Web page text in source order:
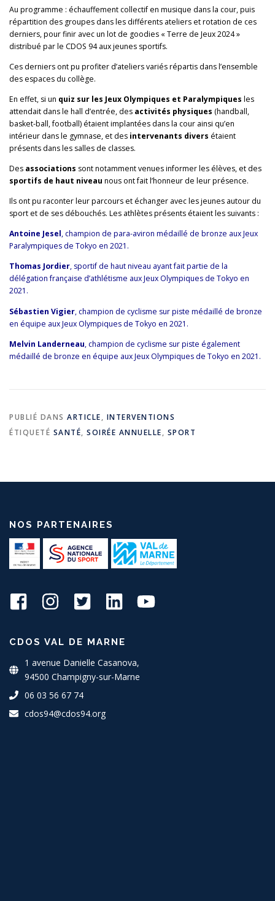
Au programme : échauffement collectif en musique dans la cour, puis
répartition des groupes dans les différents ateliers et rotation de ces
derniers, pour finir avec un lot de goodies « Terre de Jeux 2024 »
distribué par le CDOS 94 aux jeunes sportifs.
Ces derniers ont pu profiter d’ateliers variés répartis dans l’ensemble
des espaces du collège.
En effet, si un quiz sur les Jeux Olympiques et Paralympiques les
attendait dans le hall d’entrée, des activités physiques (handball,
basket-ball, football) étaient implantées dans la cour ainsi qu’en
intérieur dans le gymnase, et des intervenants divers étaient
présents dans les salles de classes.
Des associations sont notamment venues informer les élèves, et des
sportifs de haut niveau nous ont fait l’honneur de leur présence.
Ils ont pu raconter leur parcours et échanger avec les jeunes autour du
sport et de ses débouchés. Les athlètes présents étaient les suivants :
Antoine Jesel, champion de para-aviron médaillé de bronze aux Jeux
Paralympiques de Tokyo en 2021.
Thomas Jordier, sportif de haut niveau ayant fait partie de la
délégation française d’athlétisme aux Jeux Olympiques de Tokyo en
2021.
Sébastien Vigier, champion de cyclisme sur piste médaillé de bronze
en équipe aux Jeux Olympiques de Tokyo en 2021.
Melvin Landerneau, champion de cyclisme sur piste également
médaillé de bronze en équipe aux Jeux Olympiques de Tokyo en 2021.
PUBLIÉ DANS ARTICLE, INTERVENTIONS
ÉTIQUETÉ SANTÉ, SOIRÉE ANNUELLE, SPORT
NOS PARTENAIRES
CDOS VAL DE MARNE
1 avenue Danielle Casanova,
94500 Champigny-sur-Marne
06 03 56 67 74
cdos94@cdos94.org